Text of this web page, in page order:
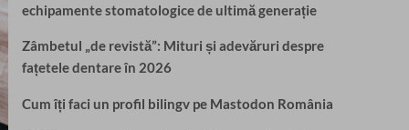
echipamente stomatologice de ultimă generație
Zâmbetul „de revistă”: Mituri și adevăruri despre
fațetele dentare în 2026
Cum îți faci un profil bilingv pe Mastodon România